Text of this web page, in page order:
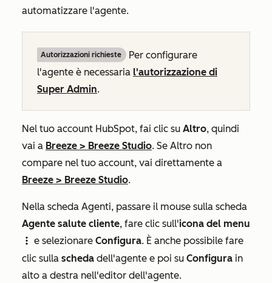
automatizzare l'agente.
Autorizzazioni richieste
Per configurare
l'agente è necessaria l'autorizzazione di
Super Admin.
Nel tuo account HubSpot, fai clic su Altro, quindi
vai a Breeze > Breeze Studio. Se Altro non
compare nel tuo account, vai direttamente a
Breeze > Breeze Studio.
Nella scheda Agenti, passare il mouse sulla scheda
Agente salute cliente, fare clic sull'icona del menu
verticalMenuIcon e selezionare Configura. È anche possibile fare
clic sulla scheda dell'agente e poi su Configura in
alto a destra nell'editor dell'agente.